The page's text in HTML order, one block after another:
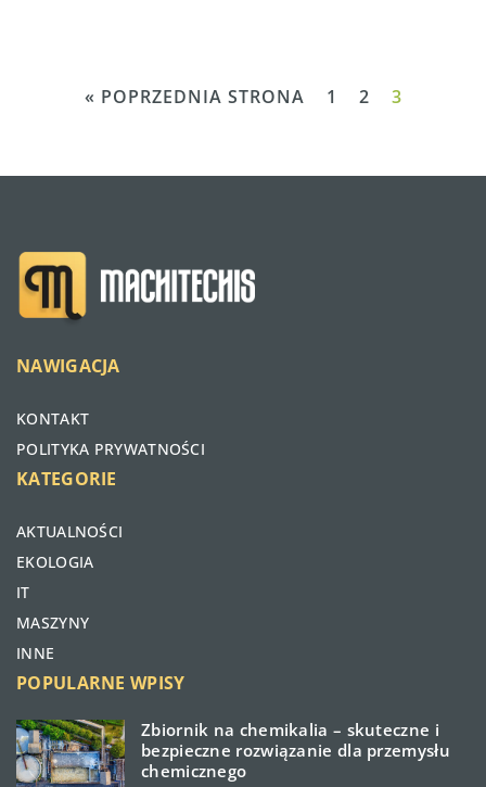
« POPRZEDNIA STRONA 1 2 3
NAWIGACJA
KONTAKT
POLITYKA PRYWATNOŚCI
KATEGORIE
AKTUALNOŚCI
EKOLOGIA
IT
MASZYNY
INNE
POPULARNE WPISY
Zbiornik na chemikalia – skuteczne i
bezpieczne rozwiązanie dla przemysłu
chemicznego